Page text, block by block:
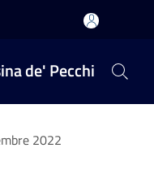
de' Pecchi
2022